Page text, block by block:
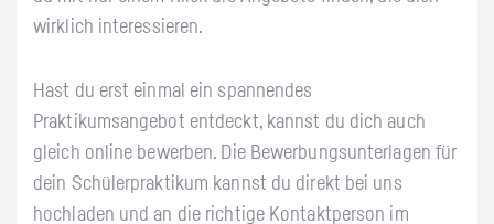
wirklich interessieren.
Hast du erst einmal ein spannendes
Praktikumsangebot entdeckt, kannst du dich auch
gleich online bewerben. Die Bewerbungsunterlagen für
dein Schülerpraktikum kannst du direkt bei uns
hochladen und an die richtige Kontaktperson im